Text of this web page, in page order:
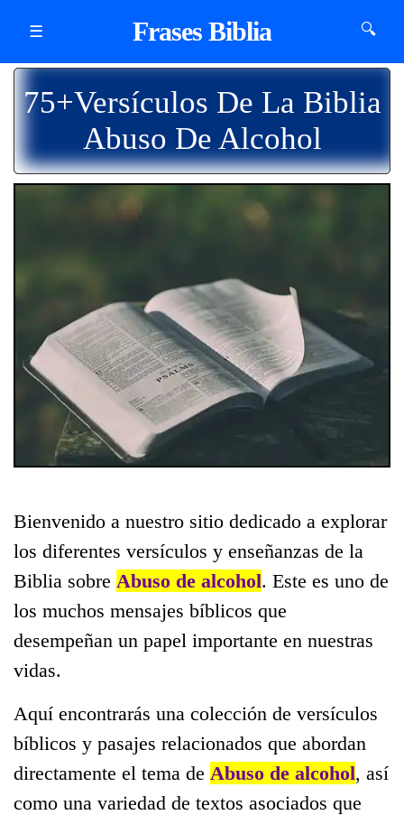
☰ Frases Biblia 🔍
75+Versículos De La Biblia
Abuso De Alcohol
Bienvenido a nuestro sitio dedicado a explorar
los diferentes versículos y enseñanzas de la
Biblia sobre Abuso de alcohol. Este es uno de
los muchos mensajes bíblicos que
desempeñan un papel importante en nuestras
vidas.
Aquí encontrarás una colección de versículos
bíblicos y pasajes relacionados que abordan
directamente el tema de Abuso de alcohol, así
como una variedad de textos asociados que